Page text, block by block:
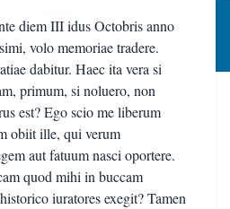
diem III idus Octobris anno
volo memoriae tradere.
dabitur. Haec ita vera si
primum, si noluero, non
est? Ego scio me liberum
obiit ille, qui verum
aut fatuum nasci oportere.
quod mihi in buccam
iuratores exegit? Tamen